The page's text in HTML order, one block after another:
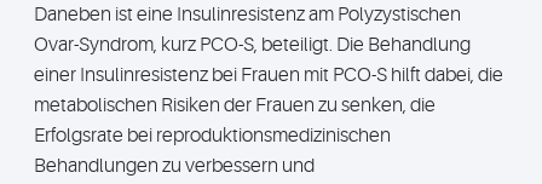
Daneben ist eine Insulinresistenz am Polyzystischen
Ovar-Syndrom, kurz PCO-S, beteiligt. Die Behandlung
einer Insulinresistenz bei Frauen mit PCO-S hilft dabei, die
metabolischen Risiken der Frauen zu senken, die
Erfolgsrate bei reproduktionsmedizinischen
Behandlungen zu verbessern und